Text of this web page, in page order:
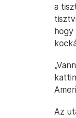
a
hogy
Az